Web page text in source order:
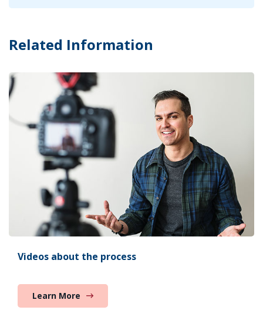
Related Information
Videos about the process
Learn More